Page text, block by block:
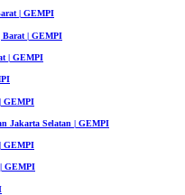
| GEMPI
Barat | GEMPI
| GEMPI
GEMPI
Jakarta Selatan | GEMPI
GEMPI
GEMPI